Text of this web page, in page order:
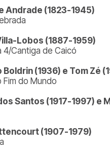
Andrade (1823-1945)
Lobos (1887-1959)
4/Cantiga de Caicó
Boldrin (1936) e Tom Zé
Fim do Mundo
Santos (1917-1997) e
(1907-1979)